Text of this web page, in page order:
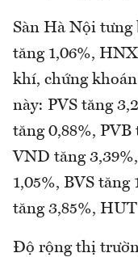
Sàn Hà Nội
tăng 1,06%,
khí, chứng
này: PVS tăng
tăng 0,88%, PVB
VND tăng
1,05%, BVS tăng
tăng 3,85%,
Độ rộng thị